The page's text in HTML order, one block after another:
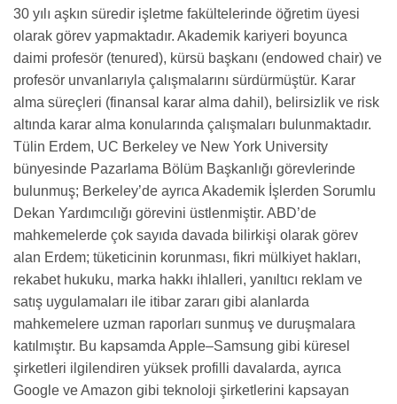
30 yılı aşkın süredir işletme fakültelerinde öğretim üyesi
olarak görev yapmaktadır. Akademik kariyeri boyunca
daimi profesör (tenured), kürsü başkanı (endowed chair) ve
profesör unvanlarıyla çalışmalarını sürdürmüştür. Karar
alma süreçleri (finansal karar alma dahil), belirsizlik ve risk
altında karar alma konularında çalışmaları bulunmaktadır.
Tülin Erdem, UC Berkeley ve New York University
bünyesinde Pazarlama Bölüm Başkanlığı görevlerinde
bulunmuş; Berkeley’de ayrıca Akademik İşlerden Sorumlu
Dekan Yardımcılığı görevini üstlenmiştir. ABD’de
mahkemelerde çok sayıda davada bilirkişi olarak görev
alan Erdem; tüketicinin korunması, fikri mülkiyet hakları,
rekabet hukuku, marka hakkı ihlalleri, yanıltıcı reklam ve
satış uygulamaları ile itibar zararı gibi alanlarda
mahkemelere uzman raporları sunmuş ve duruşmalara
katılmıştır. Bu kapsamda Apple–Samsung gibi küresel
şirketleri ilgilendiren yüksek profilli davalarda, ayrıca
Google ve Amazon gibi teknoloji şirketlerini kapsayan